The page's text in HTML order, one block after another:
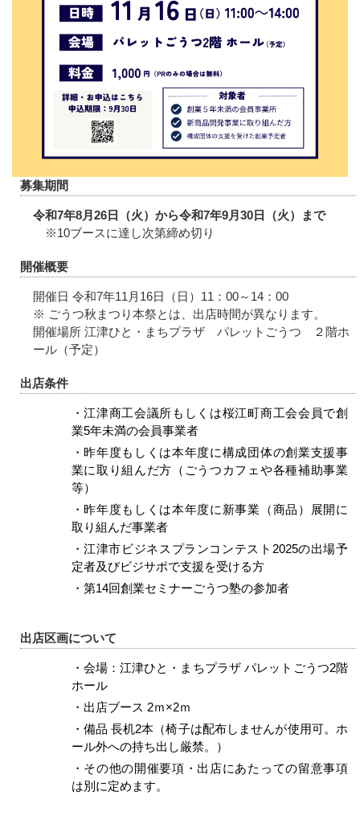
募集期間
令和7年8月26日（火）から令和7年9月30日（火）まで
※10ブースに達し次第締め切り
開催概要
開催日 令和7年11月16日（日）11：00～14：00
※ ごうつ秋まつり本祭とは、出店時間が異なります。
開催場所 江津ひと・まちプラザ パレットごうつ ２階ホ
ール（予定）
出店条件
・江津商工会議所もしくは桜江町商工会会員で創
業5年未満の会員事業者
・昨年度もしくは本年度に構成団体の創業支援事
業に取り組んだ方（ごうつカフェや各種補助事業
等）
・昨年度もしくは本年度に新事業（商品）展開に
取り組んだ事業者
・江津市ビジネスプランコンテスト2025の出場予
定者及びビジサポで支援を受ける方
・第14回創業セミナーごうつ塾の参加者
出店区画について
・会場：江津ひと・まちプラザ パレットごうつ2階
ホール
・出店ブース 2ｍ×2ｍ
・備品 長机2本（椅子は配布しませんが使用可。ホ
ール外への持ち出し厳禁。）
・その他の開催要項・出店にあたっての留意事項
は別に定めます。